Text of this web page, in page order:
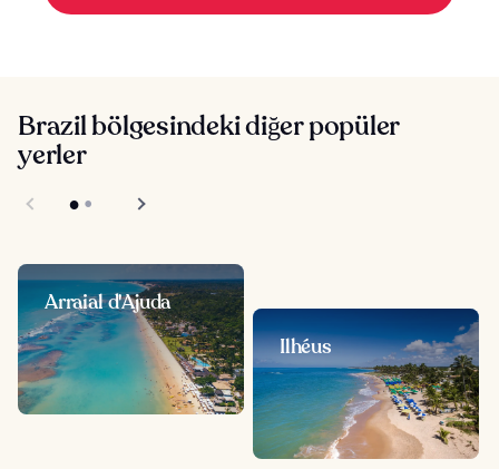
Brazil bölgesindeki diğer popüler
yerler
Arraial d'Ajuda
Ilhéus